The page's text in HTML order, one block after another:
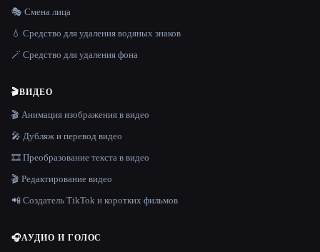
🎭 Смена лица
💧 Средство для удаления водяных знаков
🪄 Средство для удаления фона
🎬ВИДЕО
🎬 Анимация изображения в видео
🎤 Дубляж и перевод видео
🎞️ Преобразование текста в видео
🎬 Редактирование видео
📲 Создатель TikTok и коротких фильмов
🎧АУДИО И ГОЛОС